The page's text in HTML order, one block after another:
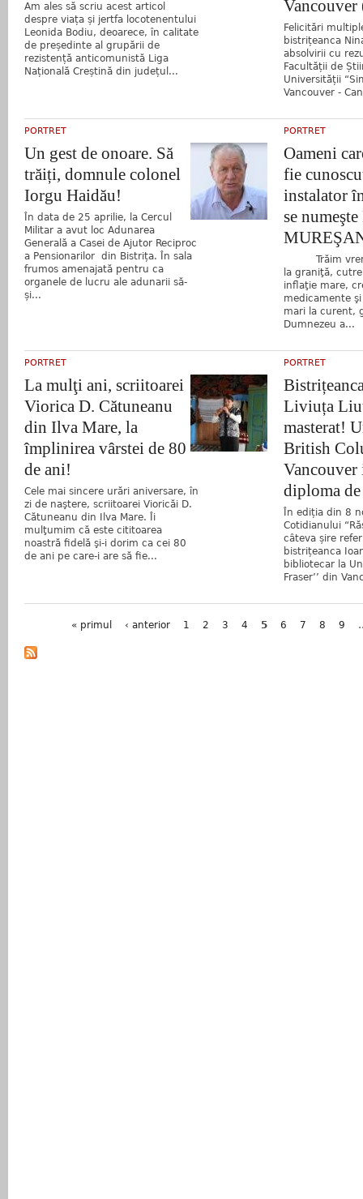
Am ales să scriu acest articol
despre viața și jertfa locotenentului
Leonida Bodiu, deoarece, în calitate
de președinte al grupării de
rezistență anticomunistă Liga
Națională Creștină din județul...
Vancouver
Felicitări
bistrițeanca
absolvirii cu
Facultății de
Universității
Vancouver -
PORTRET
Un gest de onoare. Să
trăiți, domnule colonel
Iorgu Haidău!
În data de 25 aprilie, la Cercul
Militar a avut loc Adunarea
Generală a Casei de Ajutor Reciproc
a Pensionarilor din Bistrița. În sala
frumos amenajată pentru ca
organele de lucru ale adunarii să-
și...
PORTRET
Oameni
fie
instalator
se
Trăim
la graniţă,
inflaţie mare,
medicamente
mari la curent,
Dumnezeu a...
PORTRET
La mulţi ani, scriitoarei
Viorica D. Cătuneanu
din Ilva Mare, la
împlinirea vârstei de 80
de ani!
Cele mai sincere urări aniversare, în
zi de naştere, scriitoarei Vioricăi D.
Cătuneanu din Ilva Mare. Îi
mulţumim că este cititoarea
noastră fidelă şi-i dorim ca cei 80
de ani pe care-i are să fie...
PORTRET
Liviuța
masterat!
British
Vancouver
diploma
În ediția din 8
Cotidianului
câteva șire
bistrițeanca
bibliotecar la
Fraser’’ din
Pagini« primul ‹ anterior 1 2 3 4 5 6 7 8 9